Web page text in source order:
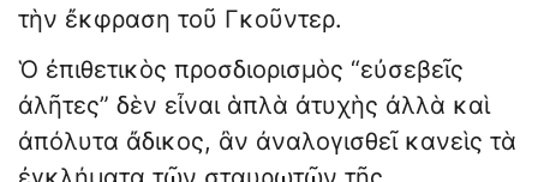
τὴν ἔκφραση τοῦ Γκοῦντερ.
Ὁ ἐπιθετικὸς προσδιορισμὸς “εὐσεβεῖς
ἀλῆτες” δὲν εἶναι ἁπλὰ ἀτυχὴς ἀλλὰ καὶ
ἀπόλυτα ἄδικος, ἂν ἀναλογισθεῖ κανεὶς τὰ